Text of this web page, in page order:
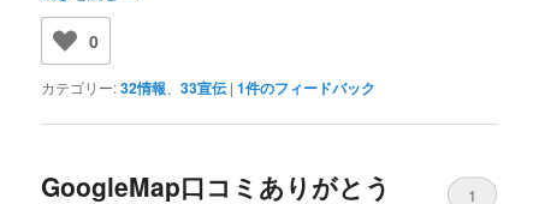
0
カテゴリー:32情報 、33宣伝 |1件のフィードバック
GoogleMap口コミありがとう 1